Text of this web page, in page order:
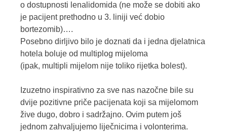
o dostupnosti lenalidomida (ne može se dobiti ako
je pacijent prethodno u 3. liniji već dobio
bortezomib)….
Posebno dirljivo bilo je doznati da i jedna djelatnica
hotela boluje od multiplog mijeloma
(ipak, multipli mijelom nije toliko rijetka bolest).
Izuzetno inspirativno za sve nas nazočne bile su
dvije pozitivne priče pacijenata koji sa mijelomom
žive dugo, dobro i sadržajno. Ovim putem još
jednom zahvaljujemo liječnicima i volonterima.